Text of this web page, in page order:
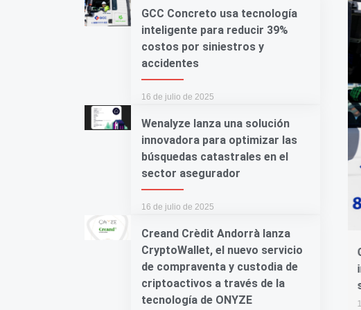
GCC Concreto usa tecnología
inteligente para reducir 39%
costos por siniestros y
accidentes
16 de julio de 2025
Wenalyze lanza una solución
innovadora para optimizar las
búsquedas catastrales en el
sector asegurador
16 de julio de 2025
Creand Crèdit Andorrà lanza
CryptoWallet, el nuevo servicio
de compraventa y custodia de
criptoactivos a través de la
tecnología de ONYZE
GCC Concreto usa tecnología
inteligente para reducir 39% costos por
siniestros y accidentes
16 de julio de 2025